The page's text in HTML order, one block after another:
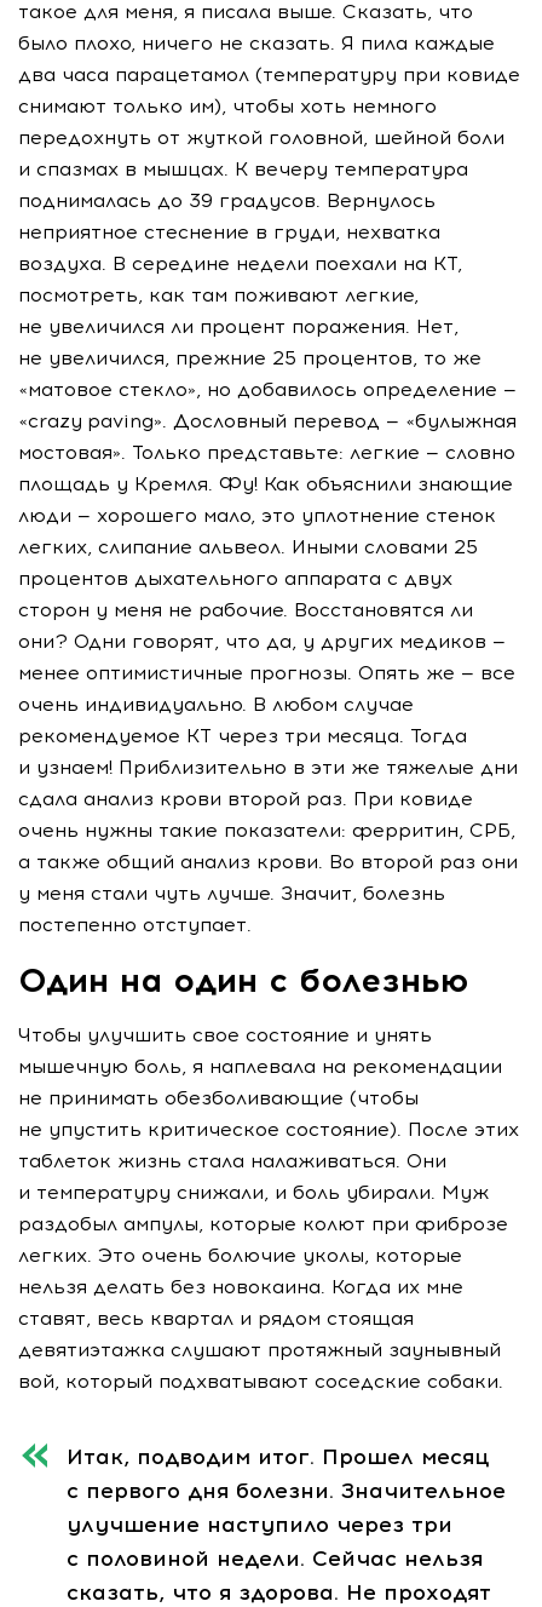
такое для меня, я писала выше. Сказать, что
было плохо, ничего не сказать. Я пила каждые
два часа парацетамол (температуру при ковиде
снимают только им), чтобы хоть немного
передохнуть от жуткой головной, шейной боли
и спазмах в мышцах. К вечеру температура
поднималась до 39 градусов. Вернулось
неприятное стеснение в груди, нехватка
воздуха. В середине недели поехали на КТ,
посмотреть, как там поживают легкие,
не увеличился ли процент поражения. Нет,
не увеличился, прежние 25 процентов, то же
«матовое стекло», но добавилось определение —
«crazy paving». Дословный перевод — «булыжная
мостовая». Только представьте: легкие — словно
площадь у Кремля. Фу! Как объяснили знающие
люди — хорошего мало, это уплотнение стенок
легких, слипание альвеол. Иными словами 25
процентов дыхательного аппарата с двух
сторон у меня не рабочие. Восстановятся ли
они? Одни говорят, что да, у других медиков —
менее оптимистичные прогнозы. Опять же — все
очень индивидуально. В любом случае
рекомендуемое КТ через три месяца. Тогда
и узнаем! Приблизительно в эти же тяжелые дни
сдала анализ крови второй раз. При ковиде
очень нужны такие показатели: ферритин, СРБ,
а также общий анализ крови. Во второй раз они
у меня стали чуть лучше. Значит, болезнь
постепенно отступает.
Один на один с болезнью
Чтобы улучшить свое состояние и унять
мышечную боль, я наплевала на рекомендации
не принимать обезболивающие (чтобы
не упустить критическое состояние). После этих
таблеток жизнь стала налаживаться. Они
и температуру снижали, и боль убирали. Муж
раздобыл ампулы, которые колют при фиброзе
легких. Это очень болючие уколы, которые
нельзя делать без новокаина. Когда их мне
ставят, весь квартал и рядом стоящая
девятиэтажка слушают протяжный заунывный
вой, который подхватывают соседские собаки.
Итак, подводим итог. Прошел месяц
с первого дня болезни. Значительное
улучшение наступило через три
с половиной недели. Сейчас нельзя
сказать, что я здорова. Не проходят